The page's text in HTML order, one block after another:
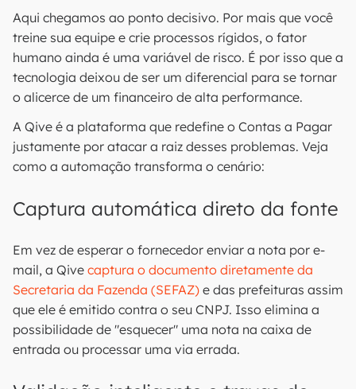
Aqui chegamos ao ponto decisivo. Por mais que você
treine sua equipe e crie processos rígidos, o fator
humano ainda é uma variável de risco. É por isso que a
tecnologia deixou de ser um diferencial para se tornar
o alicerce de um financeiro de alta performance.
A Qive é a plataforma que redefine o Contas a Pagar
justamente por atacar a raiz desses problemas. Veja
como a automação transforma o cenário:
Captura automática direto da fonte
Em vez de esperar o fornecedor enviar a nota por e-
mail, a Qive captura o documento diretamente da
Secretaria da Fazenda (SEFAZ) e das prefeituras assim
que ele é emitido contra o seu CNPJ. Isso elimina a
possibilidade de "esquecer" uma nota na caixa de
entrada ou processar uma via errada.